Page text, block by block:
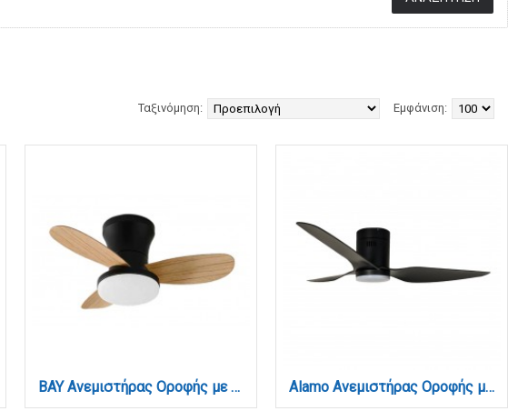
Εμφάνιση:
Ταξινόμηση:
BAY Ανεμιστήρας Οροφής με LED 20W, DC Μοτέρ & Smart App - Μαύρο/Ξύλο (102000920) Alamo Ανεμιστήρας Οροφής με LED 15W, DC Μοτέρ & Smart App - Total Black (102000520)